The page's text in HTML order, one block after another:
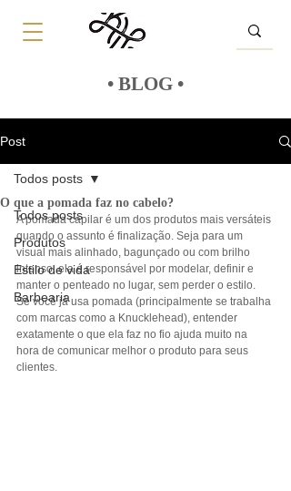
• BLOG •
Post
Todos posts
Produtos
Estilo de vida
Barbearia
Todos posts
O que a pomada faz no cabelo?
A pomada capilar é um dos produtos mais versáteis
quando o assunto é finalização. Seja para um
visual mais alinhado, bagunçado ou com brilho
intenso, ela é responsável por modelar, definir e
manter o penteado no lugar, sem perder o estilo.
Se você já usa pomada (principalmente se trabalha
com marcas como a Knucklehead), entender
exatamente o que ela faz no fio ajuda muito na
hora de comunicar melhor o produto para seus
clientes.